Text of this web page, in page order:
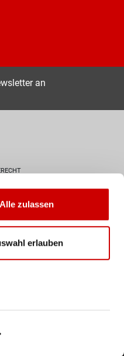
Alle zulassen
erlauben
an
versendet. Ab
Schweiz